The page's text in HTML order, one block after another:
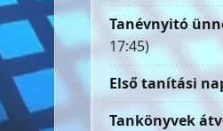
Tanévnyitó
17:45)
Első tanítási
Tankönyvek